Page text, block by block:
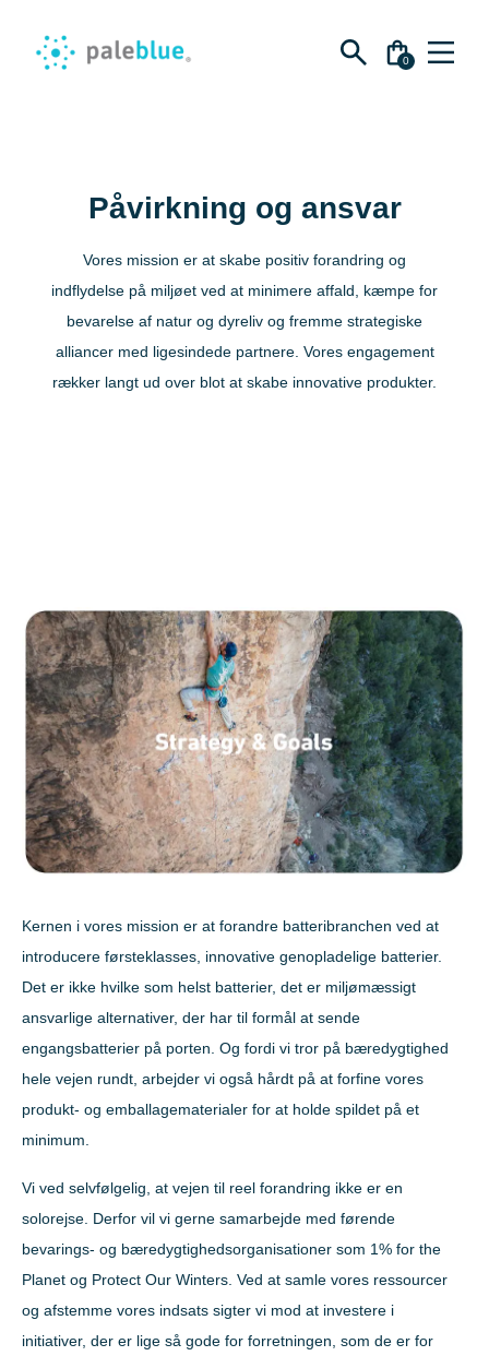
0
efter:
Batterier
AAA-batterier
C Batterier
9V batterier
Tilgang 2
Påvirkning
Blog
For virksomheder
Om Paleblue
Blog
Påvirkning
For virksomheder
Om Paleblue
Blog
Påvirkning og ansvar
Vores mission er at skabe positiv forandring og
indflydelse på miljøet ved at minimere affald, kæmpe for
bevarelse af natur og dyreliv og fremme strategiske
alliancer med ligesindede partnere. Vores engagement
rækker langt ud over blot at skabe innovative produkter.
Kernen i vores mission er at forandre batteribranchen ved at
introducere førsteklasses, innovative genopladelige batterier.
Det er ikke hvilke som helst batterier, det er miljømæssigt
ansvarlige alternativer, der har til formål at sende
engangsbatterier på porten. Og fordi vi tror på bæredygtighed
hele vejen rundt, arbejder vi også hårdt på at forfine vores
produkt- og emballagematerialer for at holde spildet på et
minimum.
Vi ved selvfølgelig, at vejen til reel forandring ikke er en
solorejse. Derfor vil vi gerne samarbejde med førende
bevarings- og bæredygtighedsorganisationer som 1% for the
Planet og Protect Our Winters. Ved at samle vores ressourcer
og afstemme vores indsats sigter vi mod at investere i
initiativer, der er lige så gode for forretningen, som de er for